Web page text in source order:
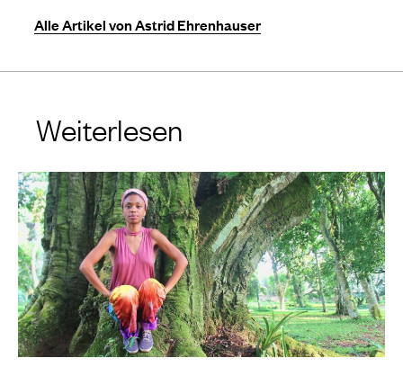
Alle Artikel von Astrid Ehrenhauser
Weiterlesen